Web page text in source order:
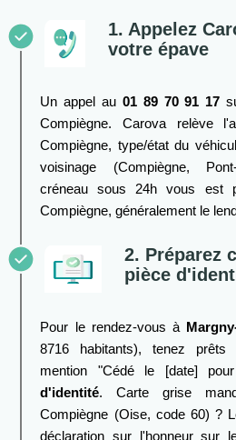
1. Appelez
votre épave
Un appel au 01 89 70 91 17
Compiègne. Carova relève
Compiègne, type/état du
voisinage (Compiègne,
créneau sous 24h vous est
Compiègne, généralement le
2. Préparez
pièce
Pour le rendez-vous à
8716 habitants), tenez
mention "Cédé le [date]
d'identité. Carte grise
Compiègne (Oise, code 60) ?
déclaration sur l'honneur sur